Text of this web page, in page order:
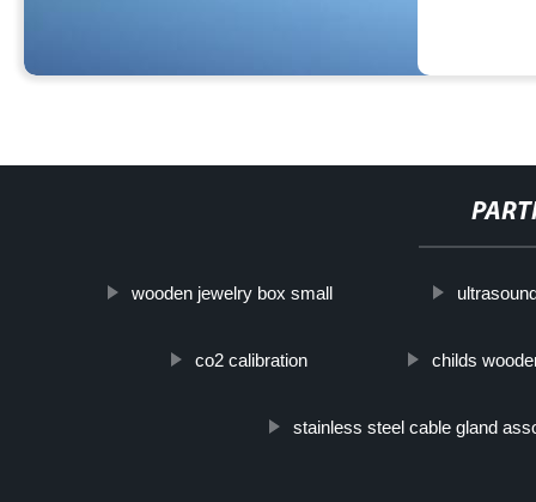
wooden jewelry box small
co2 calibration childs
stainless steel cable gland